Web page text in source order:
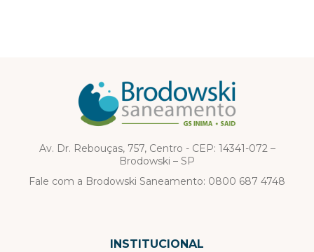
Av. Dr. Rebouças, 757, Centro - CEP: 14341-072 –
Brodowski – SP
Fale com a Brodowski Saneamento: 0800 687 4748
INSTITUCIONAL